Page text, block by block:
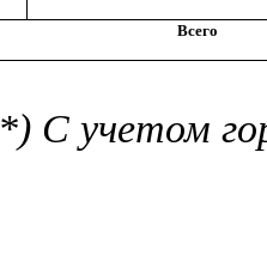
Всего
*) С учетом